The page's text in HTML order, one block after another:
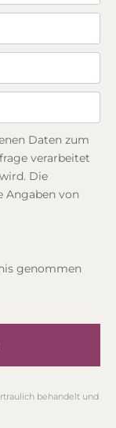
Daten zum
verarbeitet
Die
Angaben von
genommen
behandelt und